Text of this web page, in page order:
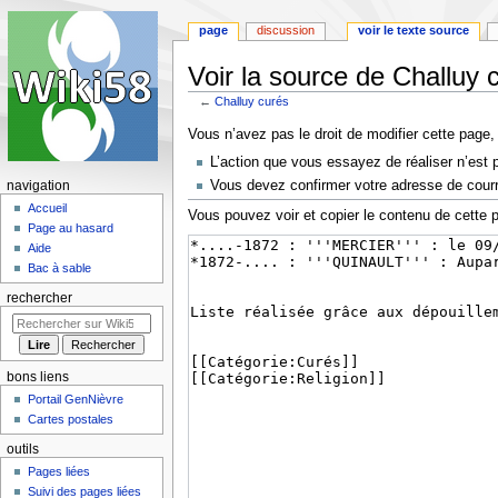
Voir la source de Challuy
←Challuy curés
Aller
navigation
Aller
recherche
Vous n’avez pas le droit de modifier cette
L’action que vous essayez de réaliser
Vous devez confirmer votre adresse de
Vous pouvez voir et copier le contenu de cette
page discussion voir le texte source
navigation
Accueil
Page au hasard
Aide
Bac à sable
rechercher
bons liens
Portail GenNièvre
Cartes postales
outils
Pages liées
Suivi des pages liées